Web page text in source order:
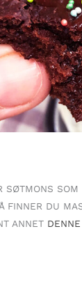
SØTMONS
FINNER DU
ANNET DENNE